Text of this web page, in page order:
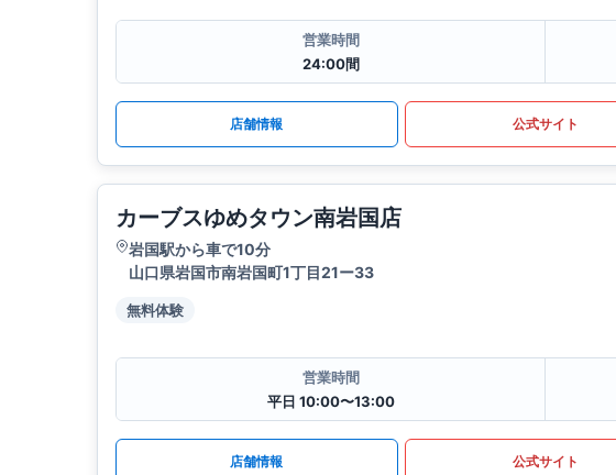
営業時間
24:00間
店舗情報 公式サイト
カーブスゆめタウン南岩国店
岩国駅から車で10分
山口県岩国市南岩国町1丁目21ー33
無料体験
営業時間
平日 10:00〜13:00
店舗情報 公式サイト